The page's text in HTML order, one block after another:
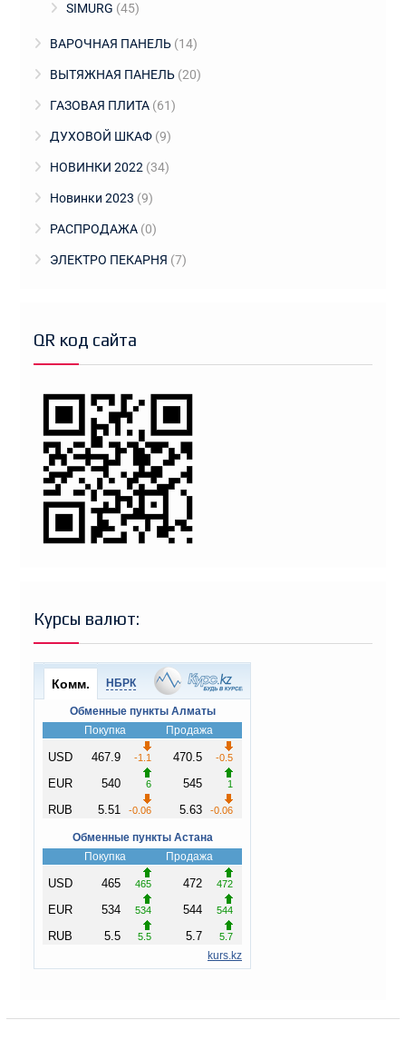
SIMURG (45)
ВАРОЧНАЯ ПАНЕЛЬ (14)
ВЫТЯЖНАЯ ПАНЕЛЬ (20)
ГАЗОВАЯ ПЛИТА (61)
ДУХОВОЙ ШКАФ (9)
НОВИНКИ 2022 (34)
Новинки 2023 (9)
РАСПРОДАЖА (0)
ЭЛЕКТРО ПЕКАРНЯ (7)
QR код сайта
Курсы валют: